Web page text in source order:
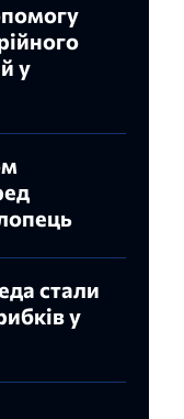
у
стали
у